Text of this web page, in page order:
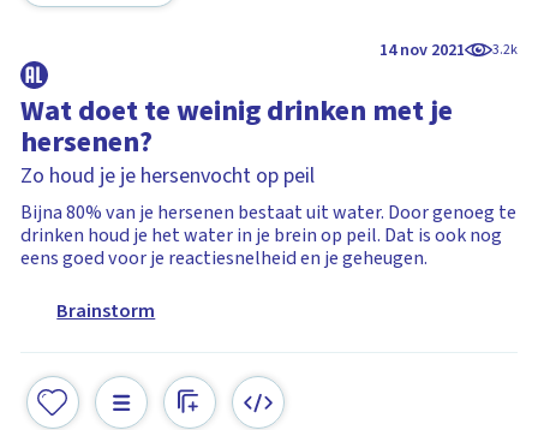
14 nov 2021 3.2k
Wat doet te weinig drinken met je
hersenen?
Zo houd je je hersenvocht op peil
Bijna 80% van je hersenen bestaat uit water. Door genoeg te
drinken houd je het water in je brein op peil. Dat is ook nog
eens goed voor je reactiesnelheid en je geheugen.
Brainstorm